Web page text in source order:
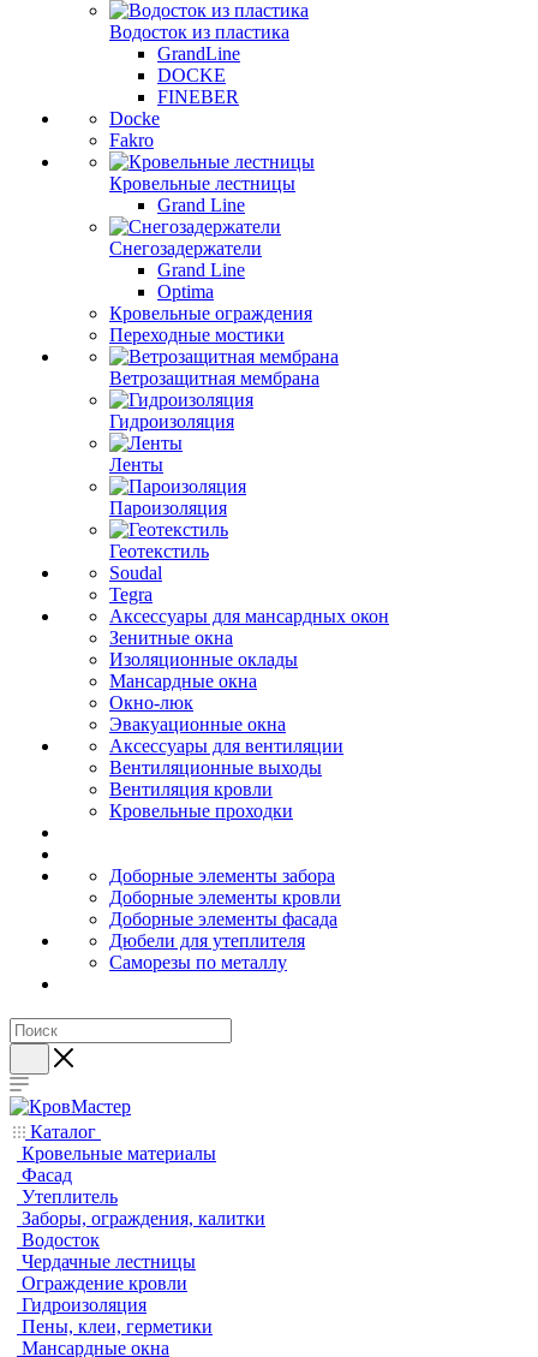
Водосток из пластика
GrandLine
DOCKE
FINEBER
Docke
Fakro
Кровельные лестницы
Grand Line
Снегозадержатели
Grand Line
Optima
Кровельные ограждения
Переходные мостики
Ветрозащитная мембрана
Гидроизоляция
Ленты
Пароизоляция
Геотекстиль
Soudal
Tegra
Аксессуары для мансардных окон
Зенитные окна
Изоляционные оклады
Мансардные окна
Окно-люк
Эвакуационные окна
Аксессуары для вентиляции
Вентиляционные выходы
Вентиляция кровли
Кровельные проходки
Доборные элементы забора
Доборные элементы кровли
Доборные элементы фасада
Дюбели для утеплителя
Саморезы по металлу
Каталог
Кровельные материалы
Фасад
Утеплитель
Заборы, ограждения, калитки
Водосток
Чердачные лестницы
Ограждение кровли
Гидроизоляция
Пены, клеи, герметики
Мансардные окна